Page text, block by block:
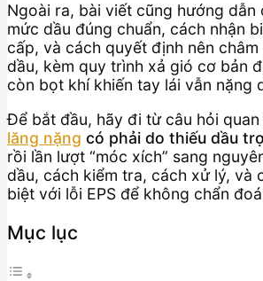
Ngoài ra, bài viết cũng hướng dẫn
mức dầu đúng chuẩn, cách nhận
cấp, và cách quyết định nên
dầu, kèm quy trình xả gió cơ bản
còn bọt khí khiến tay lái vẫn nặng
Để bắt đầu, hãy đi từ câu hỏi
lăng nặng có phải do thiếu dầu
rồi lần lượt “móc xích” sang
dầu, cách kiểm tra, cách xử lý, và
biệt với lỗi EPS để không chẩn
Mục lục